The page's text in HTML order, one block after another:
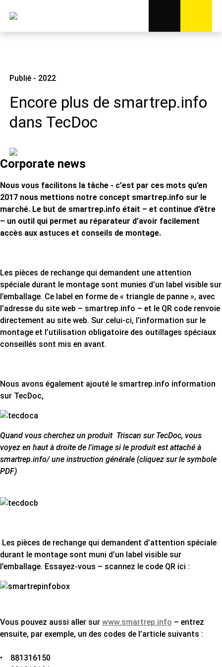
Publié - 2022
Encore plus de smartrep.info
dans TecDoc
Corporate news
Nous vous facilitons la tâche - c'est par ces mots qu’en
2017 nous mettions notre concept smartrep.info sur le
marché. Le but de smartrep.info était – et continue d’être
– un outil qui permet au réparateur d’avoir facilement
accès aux astuces et conseils de montage.
Les pièces de rechange qui demandent une attention
spéciale durant le montage sont munies d’un label visible sur
l’emballage. Ce label en forme de « triangle de panne », avec
l’adresse du site web – smartrep.info – et le QR code renvoie
directement au site web. Sur celui-ci, l’information sur le
montage et l’utilisation obligatoire des outillages spéciaux
conseillés sont mis en avant.
Nous avons également ajouté le smartrep.info information
sur TecDoc,
Quand vous cherchez un produit Triscan sur TecDoc, vous
voyez en haut à droite de l'image si le produit est attaché à
smartrep.info/ une instruction générale (cliquez sur le symbole
PDF)
Les pièces de rechange qui demandent d’attention spéciale
durant le montage sont muni d’un label visible sur
l’emballage. Essayez-vous – scannez le code QR ici :
Vous pouvez aussi aller sur www.smartrep.info – entrez
ensuite, par exemple, un des codes de l’article suivants :
• 881316150